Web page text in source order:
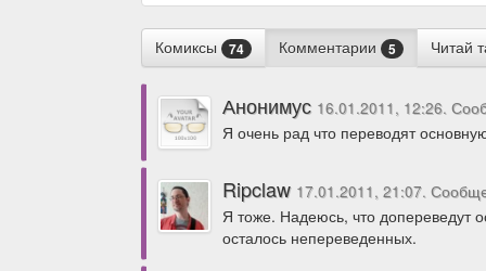
Комиксы 74 Комментарии 5 Читай
Анонимус 16.01.2011, 12:26.
Я очень рад что переводят
Ripclaw 17.01.2011, 21:07.
Я тоже. Надеюсь, что допереведут
осталось непереведенных.